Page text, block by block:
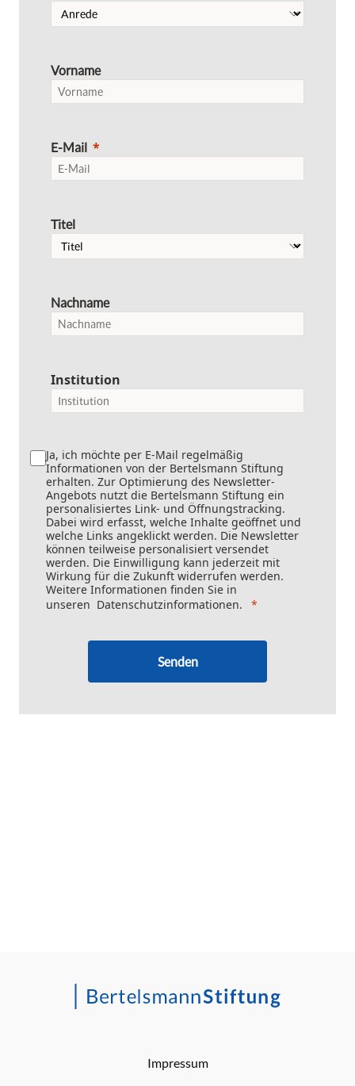
Vorname
E-Mail
Titel
Nachname
Institution
Ja, ich möchte per E-Mail regelmäßig
Informationen von der Bertelsmann Stiftung
erhalten. Zur Optimierung des Newsletter-
Angebots nutzt die Bertelsmann Stiftung ein
personalisiertes Link- und Öffnungstracking.
Dabei wird erfasst, welche Inhalte geöffnet und
welche Links angeklickt werden. Die Newsletter
können teilweise personalisiert versendet
werden. Die Einwilligung kann jederzeit mit
Wirkung für die Zukunft widerrufen werden.
Weitere Informationen finden Sie in
unseren Datenschutzinformationen.
Senden
Impressum